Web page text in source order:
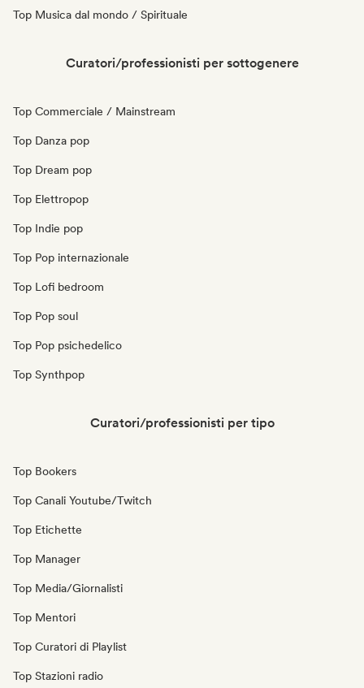
Top Musica dal mondo / Spirituale
Curatori/professionisti per sottogenere
Top Commerciale / Mainstream
Top Danza pop
Top Dream pop
Top Elettropop
Top Indie pop
Top Pop internazionale
Top Lofi bedroom
Top Pop soul
Top Pop psichedelico
Top Synthpop
Curatori/professionisti per tipo
Top Bookers
Top Canali Youtube/Twitch
Top Etichette
Top Manager
Top Media/Giornalisti
Top Mentori
Top Curatori di Playlist
Top Stazioni radio